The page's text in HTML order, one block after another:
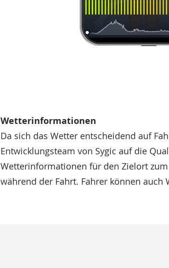
Wetterinformationen
Da sich das Wetter entscheidend auf
Entwicklungsteam von Sygic auf die
Wetterinformationen für den Zielort
während der Fahrt. Fahrer können